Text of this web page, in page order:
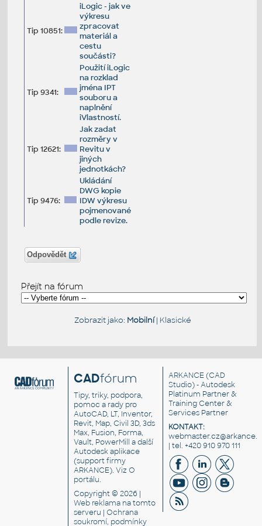
Tip 10851:
iLogic - jak ve
výkresu
zpracovat
materiál a
cestu
součásti?
Tip 9341:
Použití iLogic
na rozklad
jména IPT
souboru a
naplnění
iVlastností.
Tip 12621:
Jak zadat
rozměry v
Revitu v
jiných
jednotkách?
Tip 9476:
Ukládání
DWG kopie
IDW výkresu
pojmenované
podle revize.
Odpovědět
Přejít na fórum
Zobrazit jako: Mobilní| Klasické
CADfórum
Tipy, triky, podpora,
pomoc a rady pro
AutoCAD, LT, Inventor,
Revit, Map, Civil 3D, 3ds
Max, Fusion, Forma,
Vault, PowerMill a další
Autodesk aplikace
(support firmy
ARKANCE). VizO
portálu.
Copyright © 2026 |
Web reklama na tomto
serveru |Ochrana
soukromí, podmínky
ARKANCE (CAD
Studio) - Autodesk
Platinum Partner &
Training Center &
Services Partner
KONTAKT:
| tel. +420 910 970 111